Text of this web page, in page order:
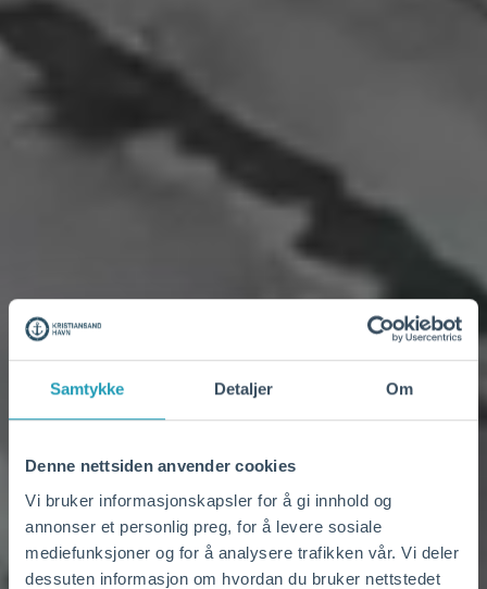
Samtykke Detaljer Om
Denne nettsiden anvender cookies
Vi bruker informasjonskapsler for å gi innhold og
annonser et personlig preg, for å levere sosiale
mediefunksjoner og for å analysere trafikken vår. Vi deler
dessuten informasjon om hvordan du bruker nettstedet